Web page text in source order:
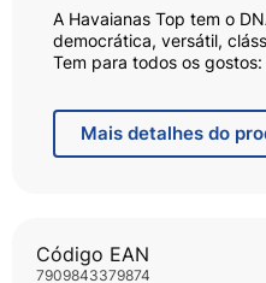
A Havaianas Top tem o
democrática, versátil,
Tem para todos os
Mais detalhes do
Código EAN
7909843379874